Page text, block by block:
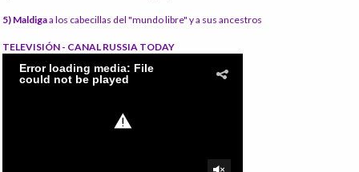
5) Maldigaa los cabecillas del "mundo libre" y a sus ancestros
TELEVISIÓN - CANAL RUSSIA TODAY